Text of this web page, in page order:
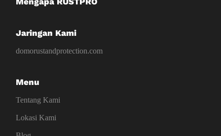
Jaringan Kami
domorustandprotection.com
Menu
Tentang Kami
Lokasi Kami